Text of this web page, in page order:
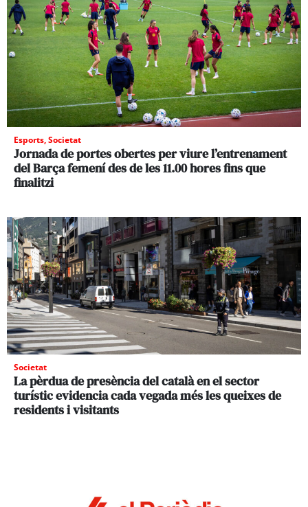
Esports,Societat
Jornada de portes obertes per viure l’entrenament
del Barça femení des de les 11.00 hores fins que
finalitzi
Societat
La pèrdua de presència del català en el sector
turístic evidencia cada vegada més les queixes de
residents i visitants